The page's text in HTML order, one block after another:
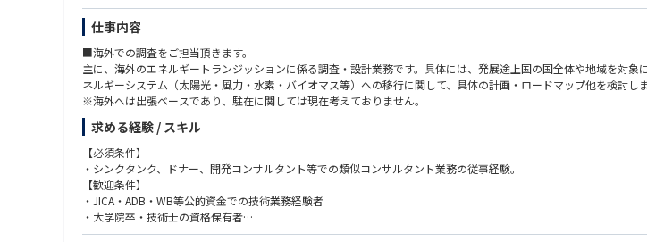
仕事内容
■海外での調査をご担当頂きます。
主に、海外のエネルギートランジッションに係る調査・設計業務です。具体には、発展途上国の国全体や地域を対
ネルギーシステム（太陽光・風力・水素・バイオマス等）への移行に関して、具体の計画・ロードマップ他を検討し
※海外へは出張ベースであり、駐在に関しては現在考えておりません。
求める経験 / スキル
【必須条件】
・シンクタンク、ドナー、開発コンサルタント等での類似コンサルタント業務の従事経験。
【歓迎条件】
・JICA・ADB・WB等公的資金での技術業務経験者
・大学院卒・技術士の資格保有者
・ビジネス対応可能な英語力